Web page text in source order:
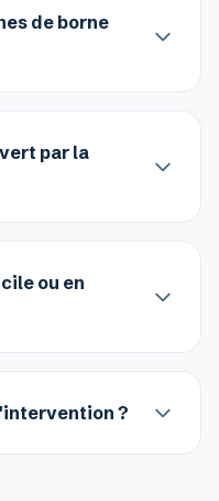
de borne
par la
ou en
?